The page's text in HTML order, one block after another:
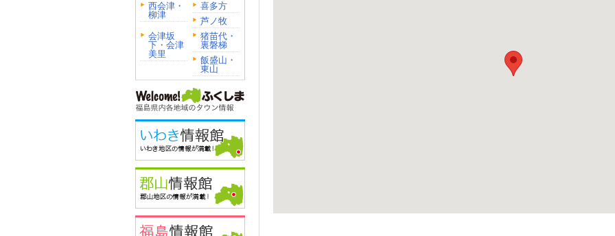
西会津・
柳津
喜多方
芦ノ牧
会津坂
下・会津
美里
猪苗代・
裏磐梯
飯盛山・
東山